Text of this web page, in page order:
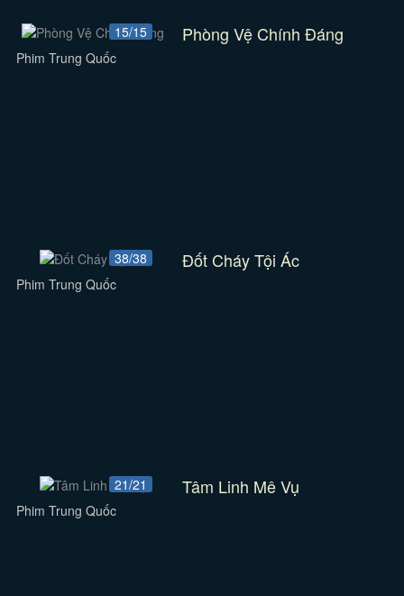
15/15 Phòng Vệ Chính Đáng
Phim Trung Quốc
38/38 Đốt Cháy Tội Ác
Phim Trung Quốc
21/21 Tâm Linh Mê Vụ
Phim Trung Quốc